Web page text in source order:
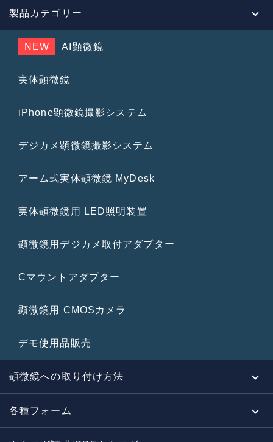
製品カテゴリー
NEW AI顕微鏡
実体顕微鏡
iPhone顕微鏡撮影システム
デジカメ顕微鏡撮影システム
アーム式実体顕微鏡 MyDesk
実体顕微鏡用 LED照明装置
顕微鏡用デジカメ取付アダプター
Cマウントアダプター
顕微鏡用 CMOSカメラ
デモ使用品販売
顕微鏡への取り付け方法
各種フォーム